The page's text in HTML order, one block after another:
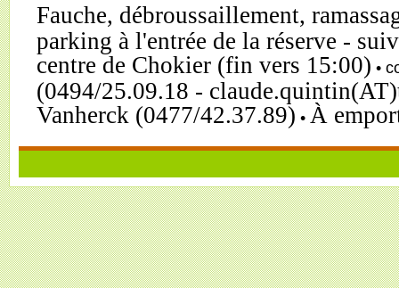
Fauche, débroussaillement,
parking à l'entrée de la réserve -
centre de Chokier (fin vers 15:00) •
(0494/25.09.18 -
Vanherck (0477/42.37.89) • À